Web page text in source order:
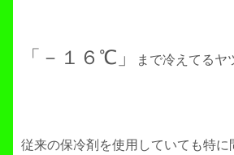
「－１６℃」 まで冷えてるヤ
従来の保冷剤を使用していても特に